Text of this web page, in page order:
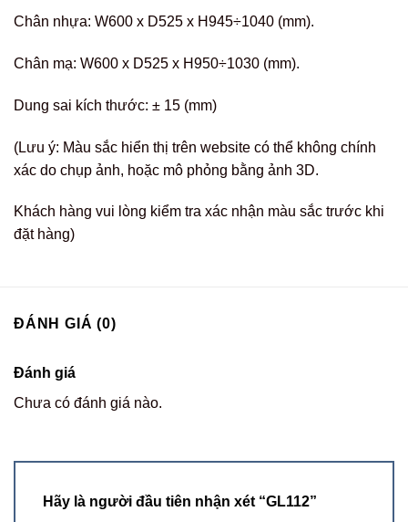
Chân nhựa: W600 x D525 x H945÷1040 (mm).
Chân mạ: W600 x D525 x H950÷1030 (mm).
Dung sai kích thước: ± 15 (mm)
(Lưu ý: Màu sắc hiển thị trên website có thể không chính
xác do chụp ảnh, hoặc mô phỏng bằng ảnh 3D.
Khách hàng vui lòng kiểm tra xác nhận màu sắc trước khi
đặt hàng)
ĐÁNH GIÁ (0)
Đánh giá
Chưa có đánh giá nào.
Hãy là người đầu tiên nhận xét “GL112”